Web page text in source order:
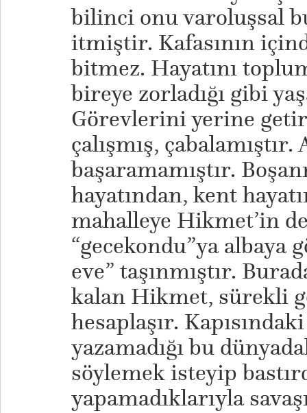
bilinci onu varoluşsal
itmiştir. Kafasının
bitmez. Hayatını
bireye zorladığı gibi
Görevlerini yerine
çalışmış,
başaramamıştır.
hayatından, kent
mahalleye Hikmet’in
“gecekondu”ya albaya
eve” taşınmıştır.
kalan Hikmet, sürekli
hesaplaşır.
yazamadığı bu
söylemek isteyip
yapamadıklarıyla